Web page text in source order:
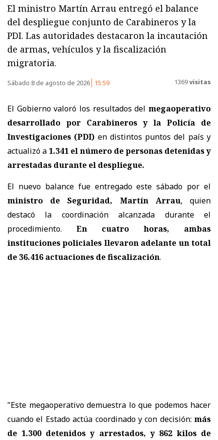
El ministro Martín Arrau entregó el balance
del despliegue conjunto de Carabineros y la
PDI. Las autoridades destacaron la incautación
de armas, vehículos y la fiscalización
migratoria.
Sábado 8 de agosto de 2026 15:59 1369visitas
El Gobierno valoró los resultados del megaoperativo
desarrollado por Carabineros y la Policía de
Investigaciones (PDI) en distintos puntos del país y
actualizó a 1.341 el número de personas detenidas y
arrestadas durante el despliegue.
El nuevo balance fue entregado este sábado por el
ministro de Seguridad, Martín Arrau, quien
destacó la coordinación alcanzada durante el
procedimiento. En cuatro horas, ambas
instituciones policiales llevaron adelante un total
de 36.416 actuaciones de fiscalización.
"Este megaoperativo demuestra lo que podemos hacer
cuando el Estado actúa coordinado y con decisión: más
de 1.300 detenidos y arrestados, y 862 kilos de